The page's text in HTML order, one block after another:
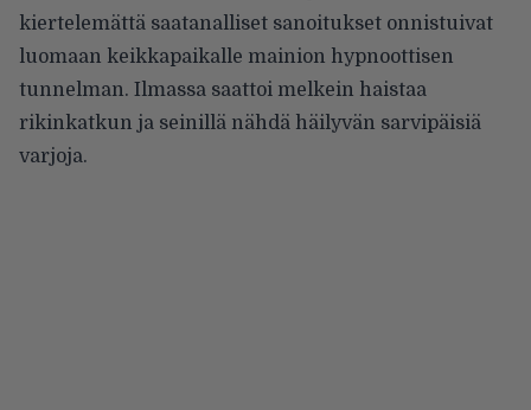
kiertelemättä saatanalliset sanoitukset onnistuivat
luomaan keikkapaikalle mainion hypnoottisen
tunnelman. Ilmassa saattoi melkein haistaa
rikinkatkun ja seinillä nähdä häilyvän sarvipäisiä
varjoja.